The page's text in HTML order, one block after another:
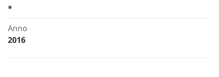
*
Anno
2016